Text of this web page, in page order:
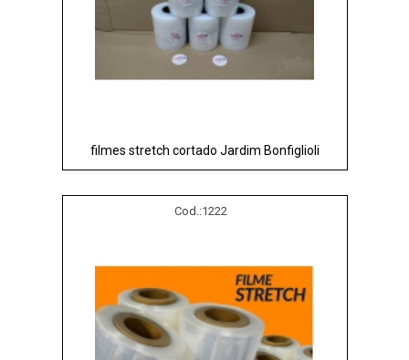
filmes stretch cortado Jardim Bonfiglioli
Cod.:1222